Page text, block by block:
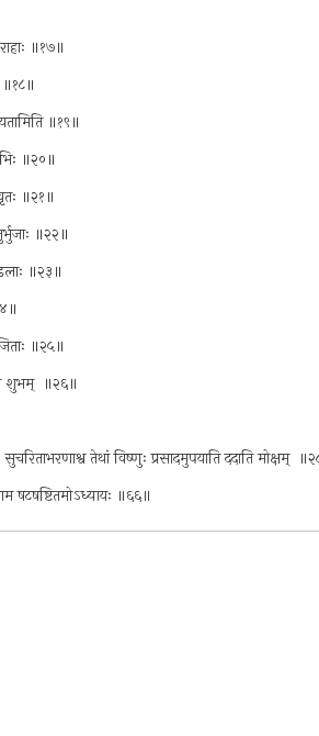
॥१७॥
॥१८॥
॥१९॥
॥२०॥
॥२१॥
॥२२॥
॥२३॥
॥२५॥
शुभम् ‍ ॥२६॥
सुचरिताभरणाश्व तेथां विष्णुः प्रसादमुपयाति ददाति मोक्षम्
षटषष्टितमोऽध्यायः ॥६६॥